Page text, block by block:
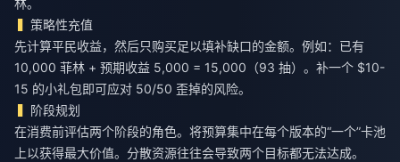
林。
策略性充值
先计算平民收益，然后只购买足以填补缺口的金额。例如：已有
10,000 菲林 + 预期收益 5,000 = 15,000（93 抽）。补一个 $10-
15 的小礼包即可应对 50/50 歪掉的风险。
阶段规划
在消费前评估两个阶段的角色。将预算集中在每个版本的“一个”卡池
上以获得最大价值。分散资源往往会导致两个目标都无法达成。